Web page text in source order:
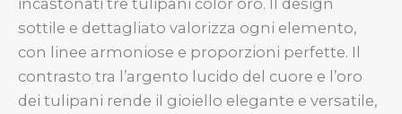
incastonati tre tulipani color oro. Il design
sottile e dettagliato valorizza ogni elemento,
con linee armoniose e proporzioni perfette. Il
contrasto tra l’argento lucido del cuore e l’oro
dei tulipani rende il gioiello elegante e versatile,